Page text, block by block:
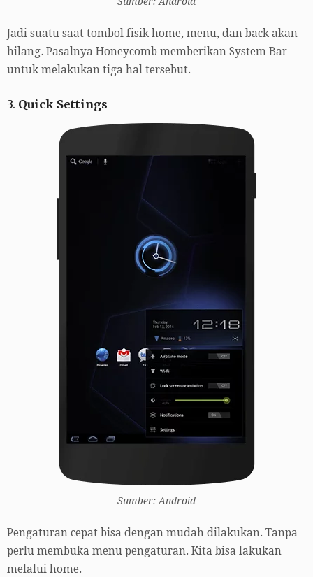
Jadi suatu saat tombol fisik home, menu, dan back akan
hilang. Pasalnya Honeycomb memberikan System Bar
untuk melakukan tiga hal tersebut.
3. Quick Settings
Sumber: Android
Pengaturan cepat bisa dengan mudah dilakukan. Tanpa
perlu membuka menu pengaturan. Kita bisa lakukan
melalui home.